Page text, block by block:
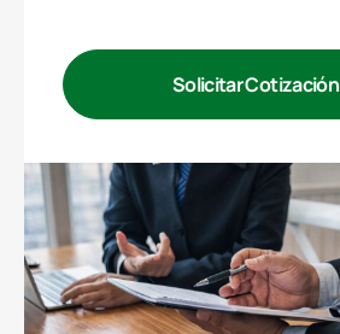
Solicitar Cotización